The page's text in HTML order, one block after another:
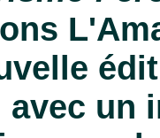
avec un